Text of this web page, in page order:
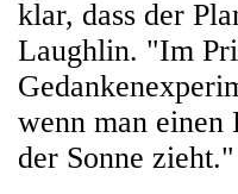
klar, dass der
Laughlin. "Im
wenn man einen
der Sonne zieht."